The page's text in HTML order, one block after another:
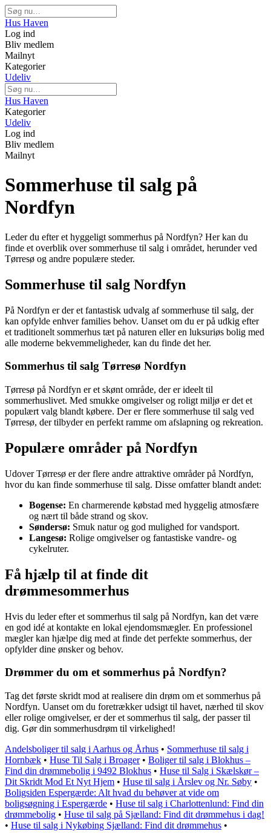
Hus Haven
Log ind
Bliv medlem
Mailnyt
Kategorier
Udeliv
Hus Haven
Kategorier
Udeliv
Log ind
Bliv medlem
Mailnyt
Sommerhuse til salg på
Nordfyn
Leder du efter et hyggeligt sommerhus på Nordfyn? Her kan du
finde et overblik over sommerhuse til salg i området, herunder ved
Tørresø og andre populære steder.
Sommerhuse til salg Nordfyn
På Nordfyn er der et fantastisk udvalg af sommerhuse til salg, der
kan opfylde enhver families behov. Uanset om du er på udkig efter
et traditionelt sommerhus tæt på naturen eller en luksuriøs bolig med
alle moderne bekvemmeligheder, kan du finde det her.
Sommerhus til salg Tørresø Nordfyn
Tørresø på Nordfyn er et skønt område, der er ideelt til
sommerhuslivet. Med smukke omgivelser og roligt miljø er det et
populært valg blandt købere. Der er flere sommerhuse til salg ved
Tørresø, der tilbyder en perfekt ramme om afslapning og rekreation.
Populære områder på Nordfyn
Udover Tørresø er der flere andre attraktive områder på Nordfyn,
hvor du kan finde sommerhuse til salg. Disse omfatter blandt andet:
Bogense: En charmerende købstad med hyggelig atmosfære
og nært til både strand og skov.
Søndersø: Smuk natur og god mulighed for vandsport.
Langesø: Rolige omgivelser og fantastiske vandre- og
cykelruter.
Få hjælp til at finde dit
drømmesommerhus
Hvis du leder efter et sommerhus til salg på Nordfyn, kan det være
en god idé at kontakte en lokal ejendomsmægler. En professionel
mægler kan hjælpe dig med at finde det perfekte sommerhus, der
opfylder dine ønsker og behov.
Drømmer du om et sommerhus på Nordfyn?
Tag det første skridt mod at realisere din drøm om et sommerhus på
Nordfyn. Uanset om du foretrækker udsigt til havet, nærhed til skov
eller rolige omgivelser, er der et sommerhus til salg, der passer til
dig. Gør din sommerhusdrøm til virkelighed!
Andelsboliger til salg i Aarhus og Århus • Sommerhuse til salg i
Hornbæk • Huse Til Salg i Broager• Boliger til salg i Blokhus –
Find din drømmebolig i 9492 Blokhus • Huse til Salg i Skælskør –
Dit Skridt Mod Et Nyt Hjem • Huse til salg i Årslev og Nr. Søby •
Boligsiden Espergærde: Alt hvad du behøver at vide om
boligsøgning i Espergærde • Huse til salg i Charlottenlund: Find din
drømmebolig • Huse til salg på Sjælland: Find dit drømmehus i dag!
• Huse til salg i Nykøbing Sjælland: Find dit drømmehus •